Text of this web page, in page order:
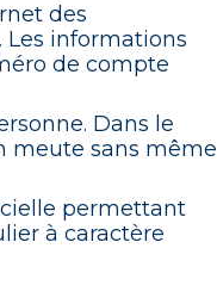
des
informations
de compte
Dans le
meute sans même
permettant
à caractère